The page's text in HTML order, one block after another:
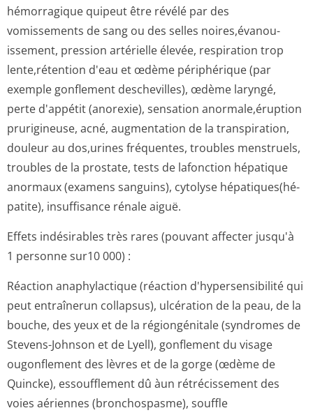
hémorragique quipeut être révélé par des
vomissements de sang ou des selles noires,évanou­
issement, pression artérielle élevée, respiration trop
lente,rétention d'eau et œdème périphérique (par
exemple gonflement deschevilles), œdème laryngé,
perte d'appétit (anorexie), sensation anormale,éruption
prurigineuse, acné, augmentation de la transpiration,
douleur au dos,urines fréquentes, troubles menstruels,
troubles de la prostate, tests de lafonction hépatique
anormaux (examens sanguins), cytolyse hépatiques(hé­
patite), insuffisance rénale aiguë.
Effets indésirables très rares (pouvant affecter jusqu'à
1 personne sur10 000) :
Réaction anaphylactique (réaction d'hypersensibilité qui
peut entraînerun collapsus), ulcération de la peau, de la
bouche, des yeux et de la régiongénitale (syndromes de
Stevens-Johnson et de Lyell), gonflement du visage
ougonflement des lèvres et de la gorge (œdème de
Quincke), essoufflement dû àun rétrécissement des
voies aériennes (bronchospasme), souffle